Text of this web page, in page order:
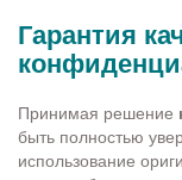
Гарантия
Принимая решение
быть полностью
использование